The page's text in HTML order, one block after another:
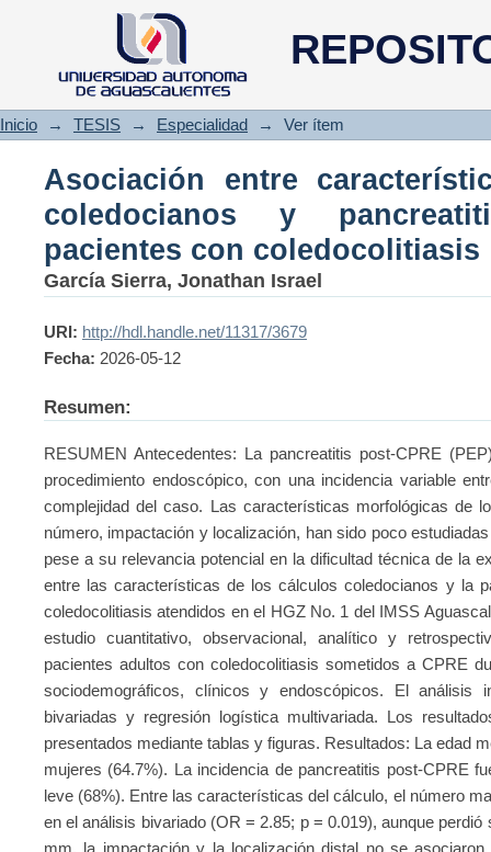
Asociación entre
pancreatitis post-CPRE en
Inicio → TESIS → Especialidad → Ver ítem
Asociación entre
coledocianos y
pacientes con coledocolitiasis
García Sierra, Jonathan Israel
URI: http://hdl.handle.net/11317/3679
Fecha: 2026-05-12
Resumen:
RESUMEN Antecedentes: La pancreatitis post-CPRE
procedimiento endoscópico, con una incidencia variable
complejidad del caso. Las características morfológicas de
número, impactación y localización, han sido poco
pese a su relevancia potencial en la dificultad técnica de la
entre las características de los cálculos coledocianos y la
coledocolitiasis atendidos en el HGZ No. 1 del IMSS
estudio cuantitativo, observacional, analítico y
pacientes adultos con coledocolitiasis sometidos a CPRE
sociodemográficos, clínicos y endoscópicos. El análisis
bivariadas y regresión logística multivariada. Los
presentados mediante tablas y figuras. Resultados: La edad
mujeres (64.7%). La incidencia de pancreatitis post-CPRE
leve (68%). Entre las características del cálculo, el número
en el análisis bivariado (OR = 2.85; p = 0.019), aunque
mm, la impactación y la localización distal no se